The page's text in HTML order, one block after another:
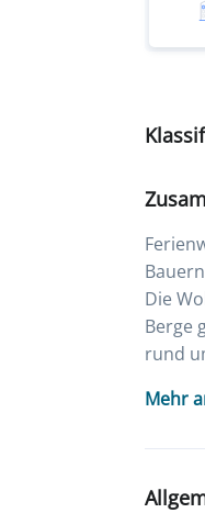
Die
Berge
rund
Mehr